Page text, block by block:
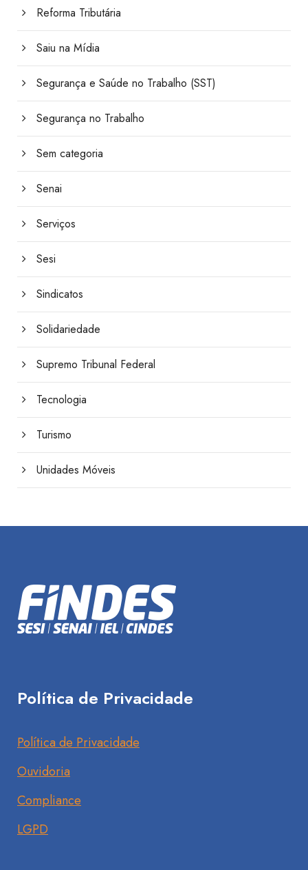
Reforma Tributária
Saiu na Mídia
Segurança e Saúde no Trabalho (SST)
Segurança no Trabalho
Sem categoria
Senai
Serviços
Sesi
Sindicatos
Solidariedade
Supremo Tribunal Federal
Tecnologia
Turismo
Unidades Móveis
Política de Privacidade
Política de Privacidade
Ouvidoria
Compliance
LGPD